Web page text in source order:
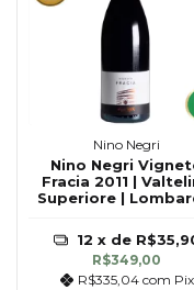
Nino Negri
Nino Negri
Fracia 2011 |
Superiore |
R$349,00
R$335,04 com Pix
12 x de